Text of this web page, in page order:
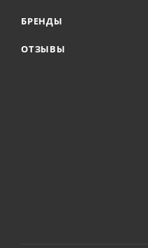
БРЕНДЫ
ОТЗЫВЫ